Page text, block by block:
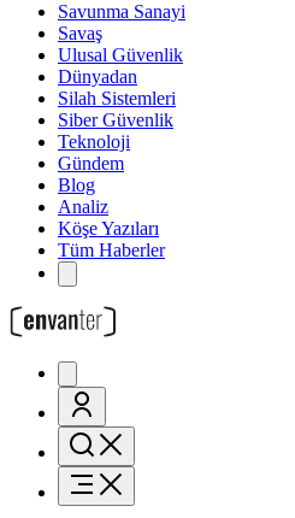
Savunma Sanayi
Savaş
Ulusal Güvenlik
Dünyadan
Silah Sistemleri
Siber Güvenlik
Teknoloji
Gündem
Blog
Analiz
Köşe Yazıları
Tüm Haberler